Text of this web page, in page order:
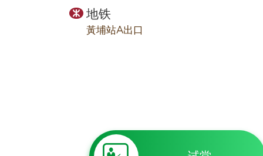
地铁
黃埔站A出口